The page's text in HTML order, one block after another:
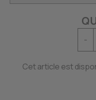
-
Cet article est